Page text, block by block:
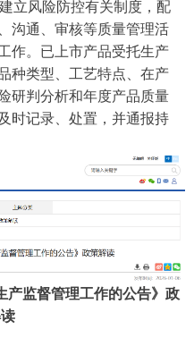
立风险防控有关制度，配
沟通、审核等质量管理活
作。已上市产品受托生产
种类型、工艺特点、在产
研判分析和年度产品质量
时记录、处置，并通报持
风险控制措施；存在重大
立即停止生产。受托生产
有人开展药物警戒工作。
产品的，持有人应当派驻
方式监督灭菌工艺验证、
受托生产企业应当开放相
积极配合持有人开展相关
产监督管理工作的公告》政